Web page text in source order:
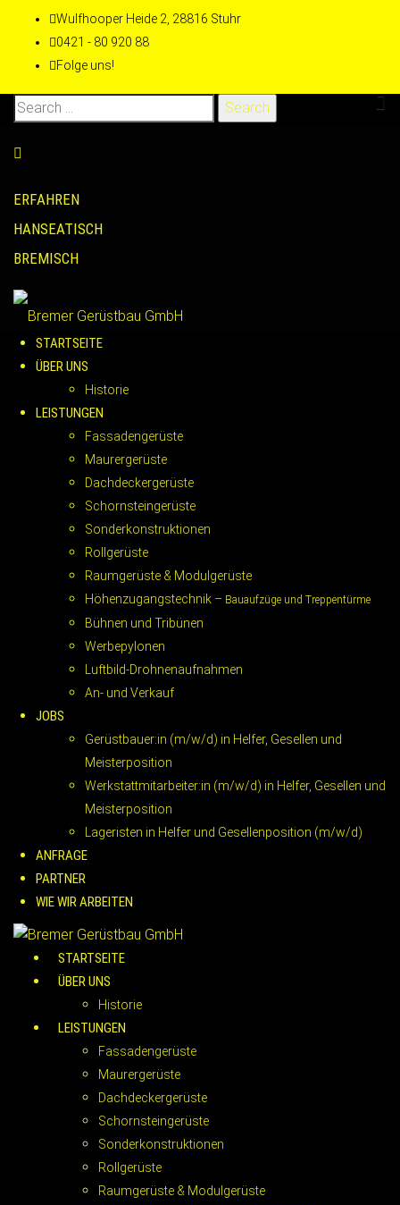
Wulfhooper Heide 2, 28816 Stuhr
0421 - 80 920 88
Folge uns!
Search
for:
ERFAHREN
HANSEATISCH
BREMISCH
STARTSEITE
ÜBER UNS
Historie
LEISTUNGEN
Fassadengerüste
Maurergerüste
Dachdeckergerüste
Schornsteingerüste
Sonderkonstruktionen
Rollgerüste
Raumgerüste & Modulgerüste
Höhenzugangstechnik – Bauaufzüge und Treppentürme
Bühnen und Tribünen
Werbepylonen
Luftbild-Drohnenaufnahmen
An- und Verkauf
JOBS
Gerüstbauer:in (m/w/d) in Helfer, Gesellen und
Meisterposition
Werkstattmitarbeiter:in (m/w/d) in Helfer, Gesellen und
Meisterposition
Lageristen in Helfer und Gesellenposition (m/w/d)
ANFRAGE
PARTNER
WIE WIR ARBEITEN
STARTSEITE
ÜBER UNS
Historie
LEISTUNGEN
Fassadengerüste
Maurergerüste
Dachdeckergerüste
Schornsteingerüste
Sonderkonstruktionen
Rollgerüste
Raumgerüste & Modulgerüste